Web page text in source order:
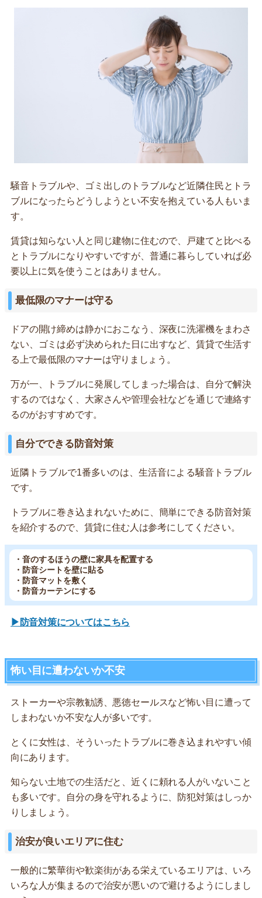
騒音トラブルや、ゴミ出しのトラブルなど近隣住民とトラ
ブルになったらどうしようとい不安を抱えている人もいま
す。
賃貸は知らない人と同じ建物に住むので、戸建てと比べる
とトラブルになりやすいですが、普通に暮らしていれば必
要以上に気を使うことはありません。
最低限のマナーは守る
ドアの開け締めは静かにおこなう、深夜に洗濯機をまわさ
ない、ゴミは必ず決められた日に出すなど、賃貸で生活す
る上で最低限のマナーは守りましょう。
万が一、トラブルに発展してしまった場合は、自分で解決
するのではなく、大家さんや管理会社などを通じで連絡す
るのがおすすめです。
自分でできる防音対策
近隣トラブルで1番多いのは、生活音による騒音トラブル
です。
トラブルに巻き込まれないために、簡単にできる防音対策
を紹介するので、賃貸に住む人は参考にしてください。
・音のするほうの壁に家具を配置する
・防音シートを壁に貼る
・防音マットを敷く
・防音カーテンにする
▶防音対策についてはこちら
怖い目に遭わないか不安
ストーカーや宗教勧誘、悪徳セールスなど怖い目に遭って
しまわないか不安な人が多いです。
とくに女性は、そういったトラブルに巻き込まれやすい傾
向にあります。
知らない土地での生活だと、近くに頼れる人がいないこと
も多いです。自分の身を守れるように、防犯対策はしっか
りしましょう。
治安が良いエリアに住む
一般的に繁華街や歓楽街がある栄えているエリアは、いろ
いろな人が集まるので治安が悪いので避けるようにしまし